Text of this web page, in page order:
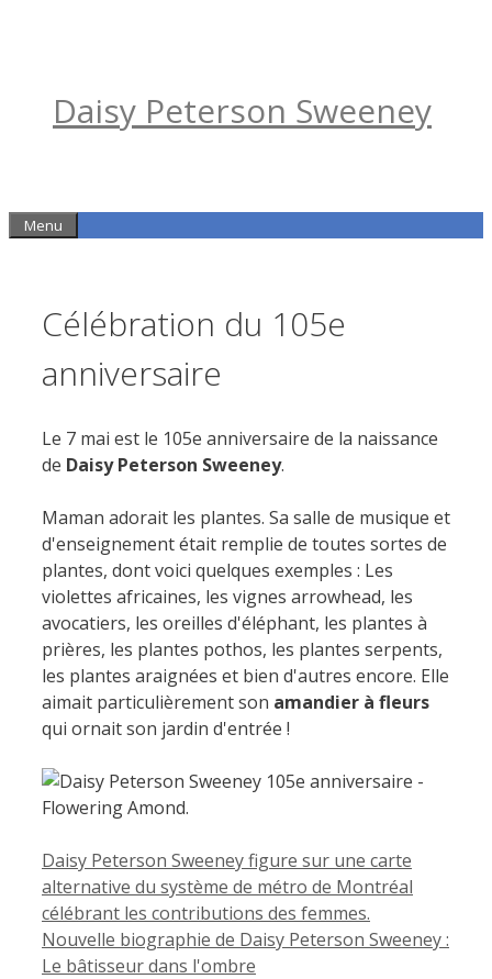
Daisy Peterson Sweeney
Menu
Célébration du 105e
anniversaire
Le 7 mai est le 105e anniversaire de la naissance
de Daisy Peterson Sweeney.
Maman adorait les plantes. Sa salle de musique et
d'enseignement était remplie de toutes sortes de
plantes, dont voici quelques exemples : Les
violettes africaines, les vignes arrowhead, les
avocatiers, les oreilles d'éléphant, les plantes à
prières, les plantes pothos, les plantes serpents,
les plantes araignées et bien d'autres encore. Elle
aimait particulièrement son amandier à fleurs
qui ornait son jardin d'entrée !
Daisy Peterson Sweeney figure sur une carte
alternative du système de métro de Montréal
célébrant les contributions des femmes.
Nouvelle biographie de Daisy Peterson Sweeney :
Le bâtisseur dans l'ombre